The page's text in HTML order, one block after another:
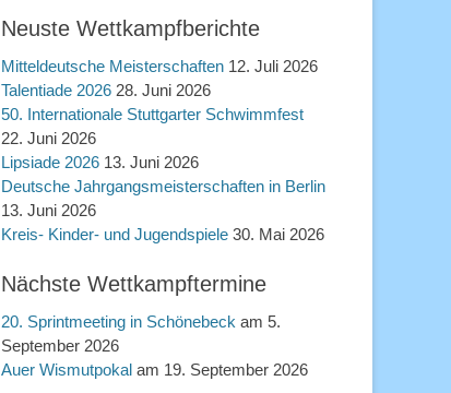
Neuste Wettkampfberichte
Mitteldeutsche Meisterschaften 12. Juli 2026
Talentiade 2026 28. Juni 2026
50. Internationale Stuttgarter Schwimmfest
22. Juni 2026
Lipsiade 2026 13. Juni 2026
Deutsche Jahrgangsmeisterschaften in Berlin
13. Juni 2026
Kreis- Kinder- und Jugendspiele 30. Mai 2026
Nächste Wettkampftermine
20. Sprintmeeting in Schönebeck am 5.
September 2026
Auer Wismutpokal am 19. September 2026